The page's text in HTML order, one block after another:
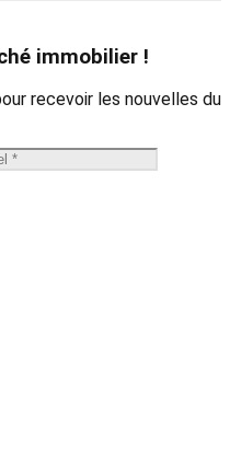
immobilier !
recevoir les nouvelles du